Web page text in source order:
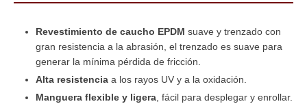
Revestimiento de caucho EPDM suave y trenzado con
gran resistencia a la abrasión, el trenzado es suave para
generar la mínima pérdida de fricción.
Alta resistencia a los rayos UV y a la oxidación.
Manguera flexible y ligera , fácil para desplegar y enrollar.